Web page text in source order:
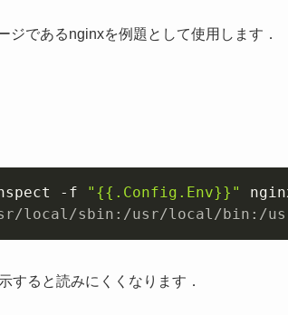
ジであるnginxを例題として使用します．
-f "{{.Config.Env}}"
local/sbin:/usr/local/bin:/usr/
すると読みにくくなります．